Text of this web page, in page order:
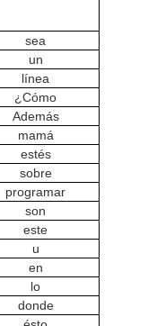
sea
un
línea
¿Cómo
Además
mamá
estés
sobre
programar
son
este
u
en
lo
donde